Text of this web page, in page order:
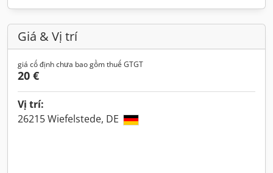
Giá & Vị trí
giá cố định chưa bao gồm thuế GTGT
20 €
Vị trí:
26215 Wiefelstede, DE